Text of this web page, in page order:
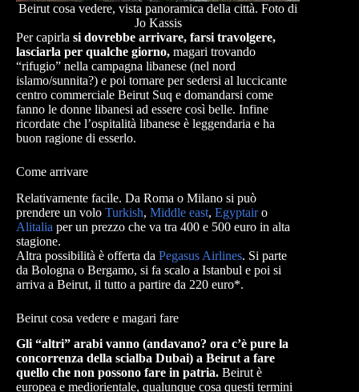
Beirut cosa vedere, vista panoramica della città. Foto di
Jo Kassis
Per capirla si dovrebbe arrivare, farsi travolgere,
lasciarla per qualche giorno, magari trovando
“rifugio” nella campagna libanese (nel nord
islamo/sunnita?) e poi tornare per sedersi al luccicante
centro commerciale Beirut Suq e domandarsi come
fanno le donne libanesi ad essere così belle. Infine
ricordate che l’ospitalità libanese è leggendaria e ha
buon ragione di esserlo.
Come arrivare
Relativamente facile. Da Roma o Milano si può
prendere un volo Turkish, Middle east, Egyptairo
Alitalia per un prezzo che va tra 400 e 500 euro in alta
stagione.
Altra possibilità è offerta da Pegasus Airlines. Si parte
da Bologna o Bergamo, si fa scalo a Istanbul e poi si
arriva a Beirut, il tutto a partire da 220 euro*.
Beirut cosa vedere e magari fare
Gli “altri” arabi vanno (andavano? ora c’è pure la
concorrenza della scialba Dubai) a Beirut a fare
quello che non possono fare in patria. Beirut è
europea e mediorientale, qualunque cosa questi termini